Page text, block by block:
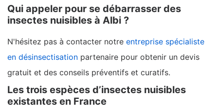
Qui appeler pour se débarrasser des
insectes nuisibles à Albi ?
N'hésitez pas à contacter notre entreprise spécialiste
en désinsectisation partenaire pour obtenir un devis
gratuit et des conseils préventifs et curatifs.
Les trois espèces d’insectes nuisibles
existantes en France